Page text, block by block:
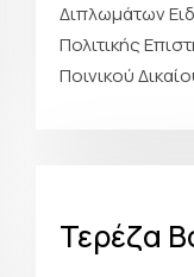
Διπλωμάτων
Πολιτικής
Ποινικού
Τερέζα